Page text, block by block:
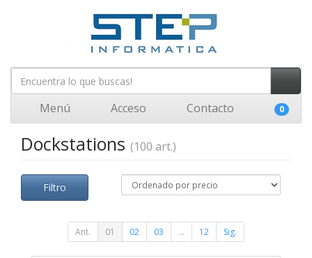
Menú Acceso Contacto 0
Dockstations (100 art.)
Filtro
Ant. 01 02 03 ... 12 Sig.